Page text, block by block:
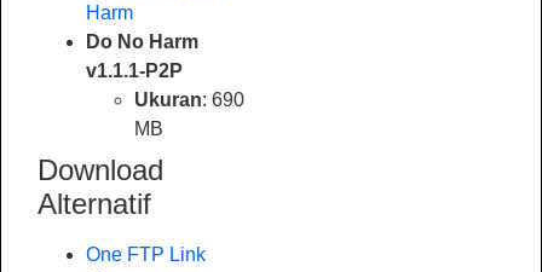
Harm
Do No Harm
v1.1.1-P2P
Ukuran: 690
MB
Download
Alternatif
One FTP Link